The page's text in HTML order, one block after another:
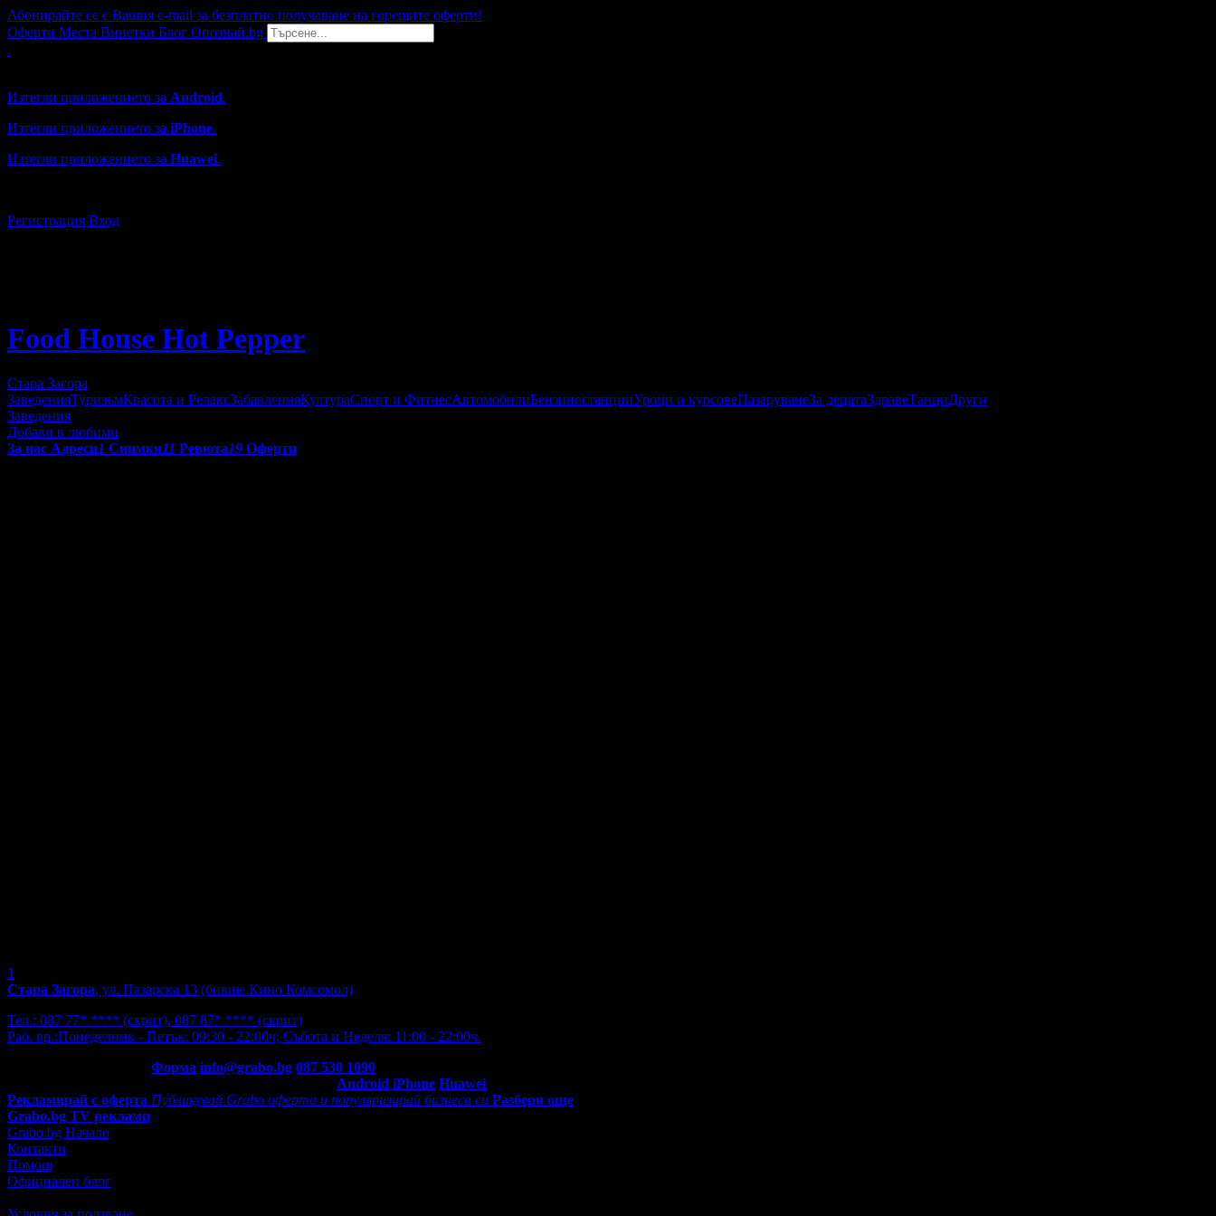
Абонирайте се с Вашия e-mail за безплатно получаване на горещите оферти!
Оферти Места Винетки Блог Опознай.bg
Изтегли приложението за Android.
Изтегли приложението за iPhone.
Изтегли приложението за Huawei.
Регистрация Вход
Food House Hot Pеpper
Стара Загора
ЗаведенияТуризъмКрасота и РелаксЗабавленияКултураСпорт и ФитнесАвтомобилиБензиностанцииУроци и курсовеПазаруванеЗа децатаЗдравеТанциДруги
Заведения
Добави в любими
За нас Адреси1 Снимки11 Ревюта19 Оферти
1
Стара Загора, ул. Пазарска 13 (бивше Кино Комсомол)
Тел.: 087 77* **** (скрит), 087 87* **** (скрит)
Раб. вр.:Понеделник - Петък: 09:30 - 22:00ч; Събота и Неделя: 11:00 - 22:00ч.
Форма info@grabo.bg 087 530 1090
Android iPhone Huawei
Рекламирай с оферта Публикувай Grabo оферта и популяризирай бизнеса си Разбери още
Grabo.bg TV реклами
Grabo.bg Начало
Контакти
Помощ
Официален блог